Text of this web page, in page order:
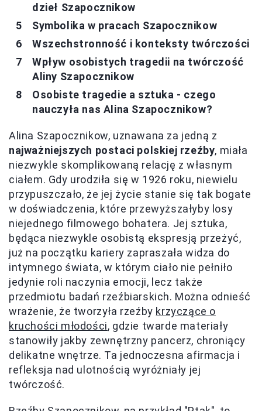
dzieł Szapocznikow
Symbolika w pracach Szapocznikow
Wszechstronność i konteksty twórczości
Wpływ osobistych tragedii na twórczość
Aliny Szapocznikow
Osobiste tragedie a sztuka - czego
nauczyła nas Alina Szapocznikow?
Alina Szapocznikow, uznawana za jedną z
najważniejszych postaci polskiej rzeźby, miała
niezwykle skomplikowaną relację z własnym
ciałem. Gdy urodziła się w 1926 roku, niewielu
przypuszczało, że jej życie stanie się tak bogate
w doświadczenia, które przewyższałyby losy
niejednego filmowego bohatera. Jej sztuka,
będąca niezwykle osobistą ekspresją przeżyć,
już na początku kariery zapraszała widza do
intymnego świata, w którym ciało nie pełniło
jedynie roli naczynia emocji, lecz także
przedmiotu badań rzeźbiarskich. Można odnieść
wrażenie, że tworzyła rzeźby krzyczące o
kruchości młodości, gdzie twarde materiały
stanowiły jakby zewnętrzny pancerz, chroniący
delikatne wnętrze. Ta jednoczesna afirmacja i
refleksja nad ulotnością wyróżniały jej
twórczość.